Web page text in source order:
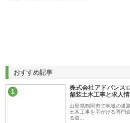
おすすめ記事
1
株式会社アドバンス
舗装土木工事と求人
山形県鶴岡市で地域の道
土木工事を手がける専門
る道…